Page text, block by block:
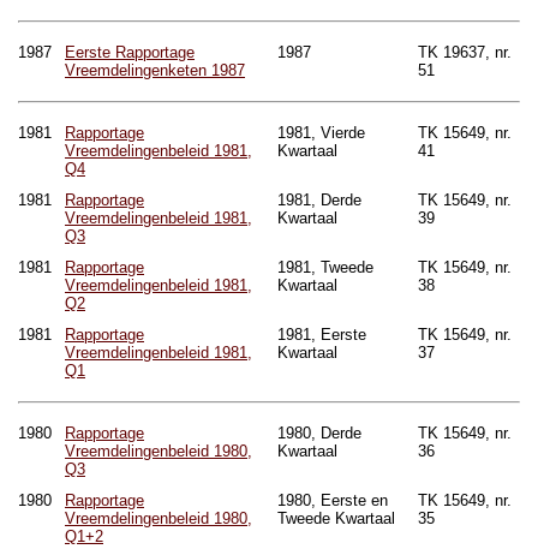
1987
Eerste Rapportage
Vreemdelingenketen 1987
1987
TK 19637, nr.
51
1981
Rapportage
Vreemdelingenbeleid 1981,
Q4
1981, Vierde
Kwartaal
TK 15649, nr.
41
1981
Rapportage
Vreemdelingenbeleid 1981,
Q3
1981, Derde
Kwartaal
TK 15649, nr.
39
1981
Rapportage
Vreemdelingenbeleid 1981,
Q2
1981, Tweede
Kwartaal
TK 15649, nr.
38
1981
Rapportage
Vreemdelingenbeleid 1981,
Q1
1981, Eerste
Kwartaal
TK 15649, nr.
37
1980
Rapportage
Vreemdelingenbeleid 1980,
Q3
1980, Derde
Kwartaal
TK 15649, nr.
36
1980
Rapportage
Vreemdelingenbeleid 1980,
Q1+2
1980, Eerste en
Tweede Kwartaal
TK 15649, nr.
35